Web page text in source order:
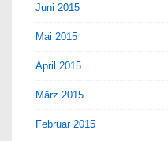
Juni 2015
Mai 2015
April 2015
März 2015
Februar 2015